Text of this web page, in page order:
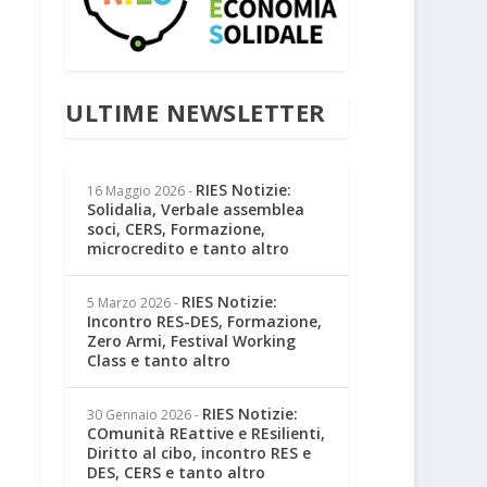
ULTIME NEWSLETTER
16 Maggio 2026- RIES Notizie:
Solidalia, Verbale assemblea
soci, CERS, Formazione,
microcredito e tanto altro
5 Marzo 2026- RIES Notizie:
Incontro RES-DES, Formazione,
Zero Armi, Festival Working
Class e tanto altro
30 Gennaio 2026- RIES Notizie:
COmunità REattive e REsilienti,
Diritto al cibo, incontro RES e
DES, CERS e tanto altro